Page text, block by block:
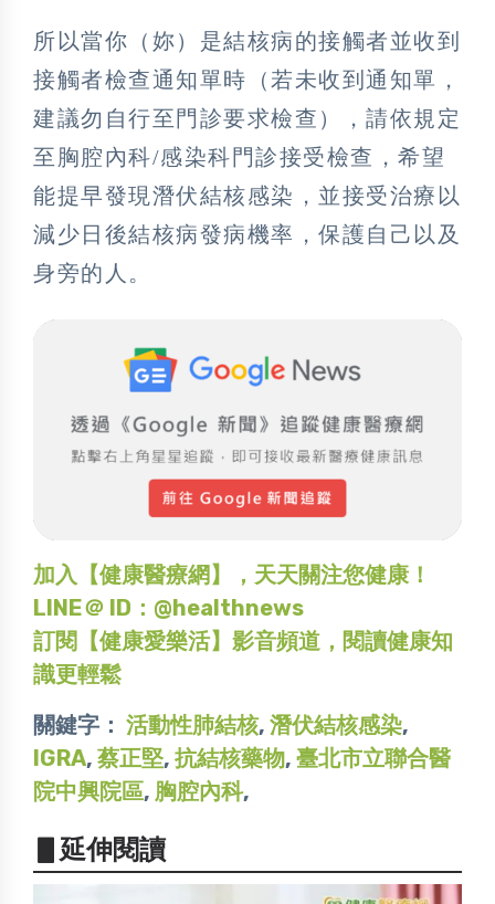
所以當你（妳）是結核病的接觸者並收到
接觸者檢查通知單時（若未收到通知單，
建議勿自行至門診要求檢查），請依規定
至胸腔內科/感染科門診接受檢查，希望
能提早發現潛伏結核感染，並接受治療以
減少日後結核病發病機率，保護自己以及
身旁的人。
加入【健康醫療網】，天天關注您健康！
LINE＠ ID：@healthnews
訂閱【健康愛樂活】影音頻道，閱讀健康知
識更輕鬆
關鍵字： 活動性肺結核, 潛伏結核感染,
IGRA, 蔡正堅, 抗結核藥物, 臺北市立聯合醫
院中興院區, 胸腔內科,
▋延伸閱讀